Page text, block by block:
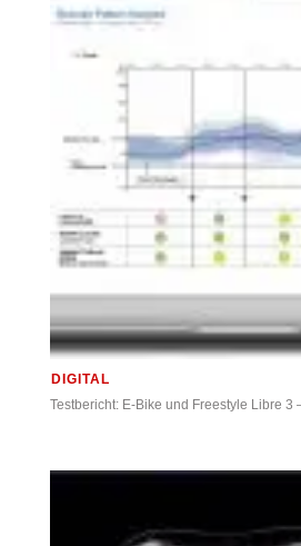
DIGITAL
Testbericht: E-Bike und Freestyle Libre 3